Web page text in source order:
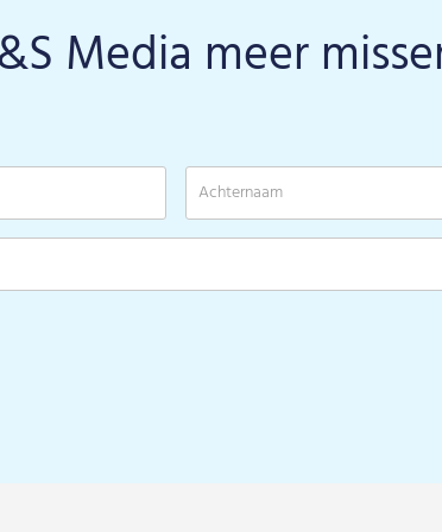
Media meer
Voornaam